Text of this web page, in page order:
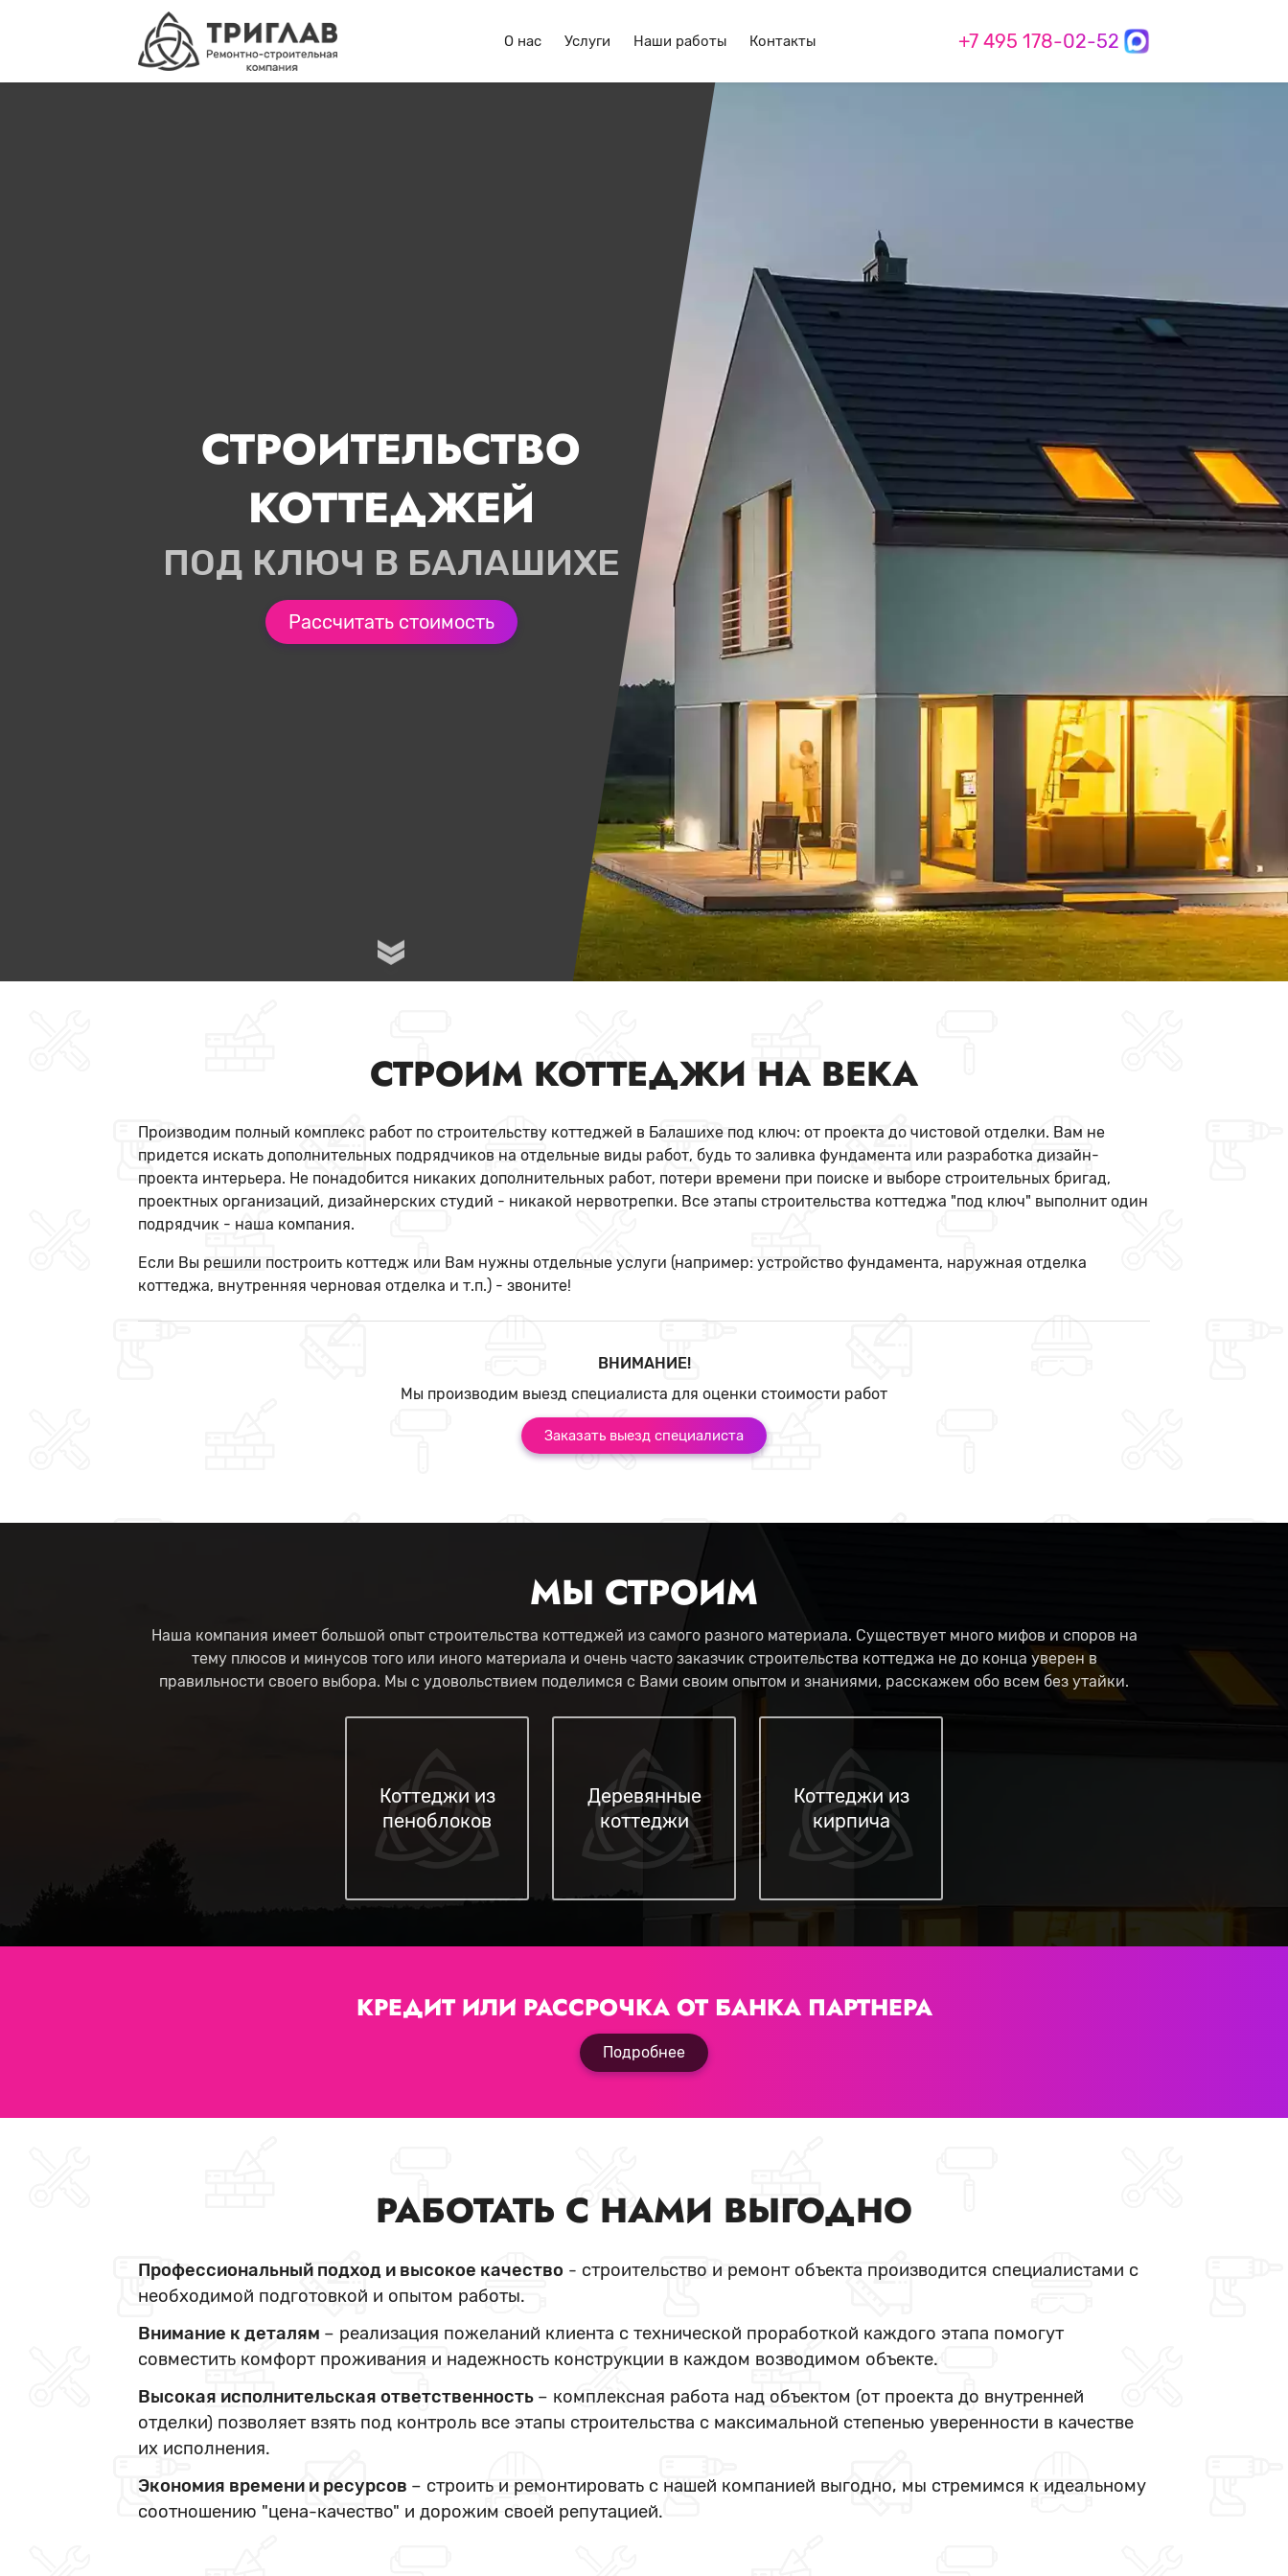
О нас Услуги Наши работы Контакты +7 495 178-02-52
СТРОИТЕЛЬСТВО
КОТТЕДЖЕЙ
ПОД КЛЮЧ В БАЛАШИХЕ
Рассчитать стоимость
СТРОИМ КОТТЕДЖИ НА ВЕКА
Производим полный комплекс работ по строительству коттеджей в Балашихе под ключ: от проекта до чистовой отделки. Вам не
придется искать дополнительных подрядчиков на отдельные виды работ, будь то заливка фундамента или разработка дизайн-
проекта интерьера. Не понадобится никаких дополнительных работ, потери времени при поиске и выборе строительных бригад,
проектных организаций, дизайнерских студий - никакой нервотрепки. Все этапы строительства коттеджа "под ключ" выполнит один
подрядчик - наша компания.
Если Вы решили построить коттедж или Вам нужны отдельные услуги (например: устройство фундамента, наружная отделка
коттеджа, внутренняя черновая отделка и т.п.) - звоните!
ВНИМАНИЕ!
Мы производим выезд специалиста для оценки стоимости работ
Заказать выезд специалиста
МЫ СТРОИМ
Наша компания имеет большой опыт строительства коттеджей из самого разного материала. Существует много мифов и споров на
тему плюсов и минусов того или иного материала и очень часто заказчик строительства коттеджа не до конца уверен в
правильности своего выбора. Мы с удовольствием поделимся с Вами своим опытом и знаниями, расскажем обо всем без утайки.
Коттеджи из
пеноблоков
Деревянные
коттеджи
Коттеджи из
кирпича
КРЕДИТ ИЛИ РАССРОЧКА ОТ БАНКА ПАРТНЕРА
Подробнее
РАБОТАТЬ С НАМИ ВЫГОДНО
Профессиональный подход и высокое качество - строительство и ремонт объекта производится специалистами с
необходимой подготовкой и опытом работы.
Внимание к деталям – реализация пожеланий клиента с технической проработкой каждого этапа помогут
совместить комфорт проживания и надежность конструкции в каждом возводимом объекте.
Высокая исполнительская ответственность – комплексная работа над объектом (от проекта до внутренней
отделки) позволяет взять под контроль все этапы строительства с максимальной степенью уверенности в качестве
их исполнения.
Экономия времени и ресурсов – строить и ремонтировать с нашей компанией выгодно, мы стремимся к идеальному
соотношению "цена-качество" и дорожим своей репутацией.